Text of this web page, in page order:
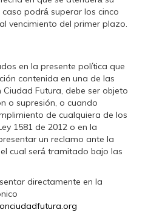
podrá́ superar los cinco
vencimiento del primer plazo.
en la presente política que
contenida en una de las
Futura, debe ser objeto
o supresión, o cuando
de cualquiera de los
1581 de 2012 o en la
un reclamo ante la
cual será́ tramitado bajo las
directamente en la